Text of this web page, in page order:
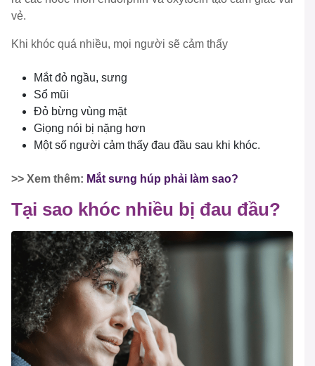
vẻ.
Khi khóc quá nhiều, mọi người sẽ cảm thấy
Mắt đỏ ngầu, sưng
Sổ mũi
Đỏ bừng vùng mặt
Giọng nói bị nặng hơn
Một số người cảm thấy đau đầu sau khi khóc.
>> Xem thêm: Mắt sưng húp phải làm sao?
Tại sao khóc nhiều bị đau đầu?